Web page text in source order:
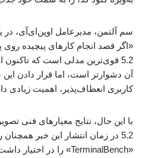
سم آلتمن، مدیرعامل اوپن‌ای‌آی،
«اگر قصد انجام کارهای پیچیده روی
5.2 قوی‌ترین مدلی است که تاکنون
آن دشوارتر است، اما قرار دادن
کاربری انعطاف‌پذیر، اهمیت زیادی
5.2 در زمان انتشار این خبر